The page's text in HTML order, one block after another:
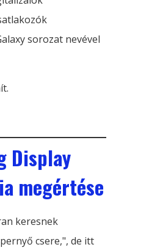
sorozat nevével
Display
megértése
keresnek
csere,", de itt